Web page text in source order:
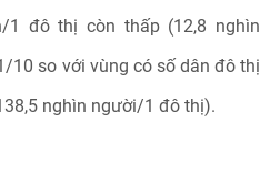
1 đô thị còn thấp (12,8 nghìn
so với vùng có số dân đô thị
nghìn người/1 đô thị).